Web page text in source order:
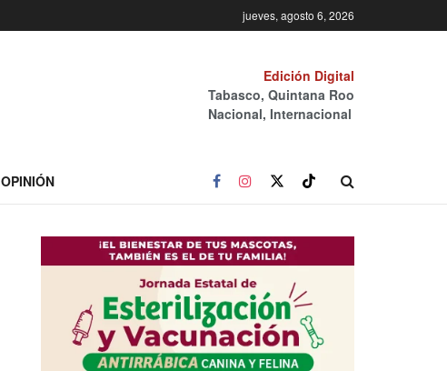
jueves, agosto 6, 2026
Edición Digital
Tabasco, Quintana Roo
Nacional, Internacional
OPINIÓN